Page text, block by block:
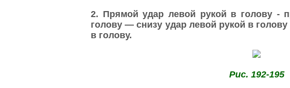
2. Прямой удар левой рукой в голову -
голову — снизу удар левой рукой в
в голову.
Рис. 192-195